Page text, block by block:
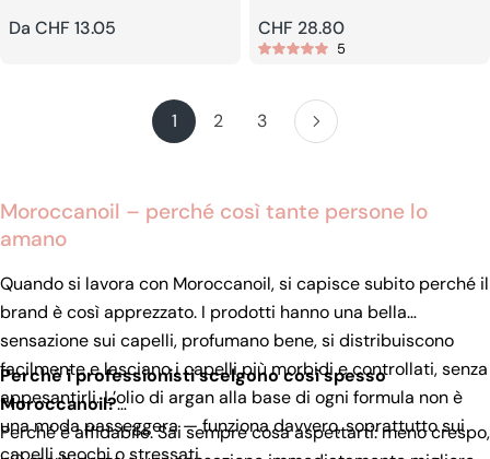
Prezzo
Da CHF 13.05
Prezzo
regolare
CHF 28.80
5
1 2 3
Moroccanoil – perché così tante persone lo
amano
Quando si lavora con Moroccanoil, si capisce subito perché il
brand è così apprezzato. I prodotti hanno una bella
sensazione sui capelli, profumano bene, si distribuiscono
facilmente e lasciano i capelli più morbidi e controllati, senza
appesantirli. L’olio di argan alla base di ogni formula non è
una moda passeggera — funziona davvero, soprattutto sui
capelli secchi o stressati.
Perché i professionisti scelgono così spesso
Moroccanoil?
Perché è affidabile. Sai sempre cosa aspettarti: meno crespo,